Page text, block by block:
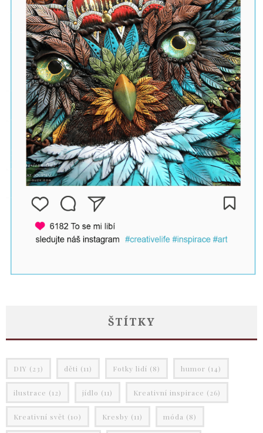
ŠTÍTKY
DIY (23) děti (11) Fotky lidí (8) humor (14)
ilustrace (12) jídlo (11) Kreativní inspirace (26)
Kreativní svět (10) Kresby (11) móda (8)